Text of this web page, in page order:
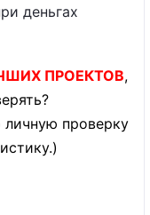
деньгах
ПРОЕКТОВ,
проверку